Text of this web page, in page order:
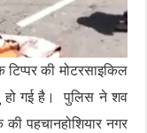
की मोटरसाइकिल
हो गई है। पुलिस ने शव
पहचानहोशियार नगर